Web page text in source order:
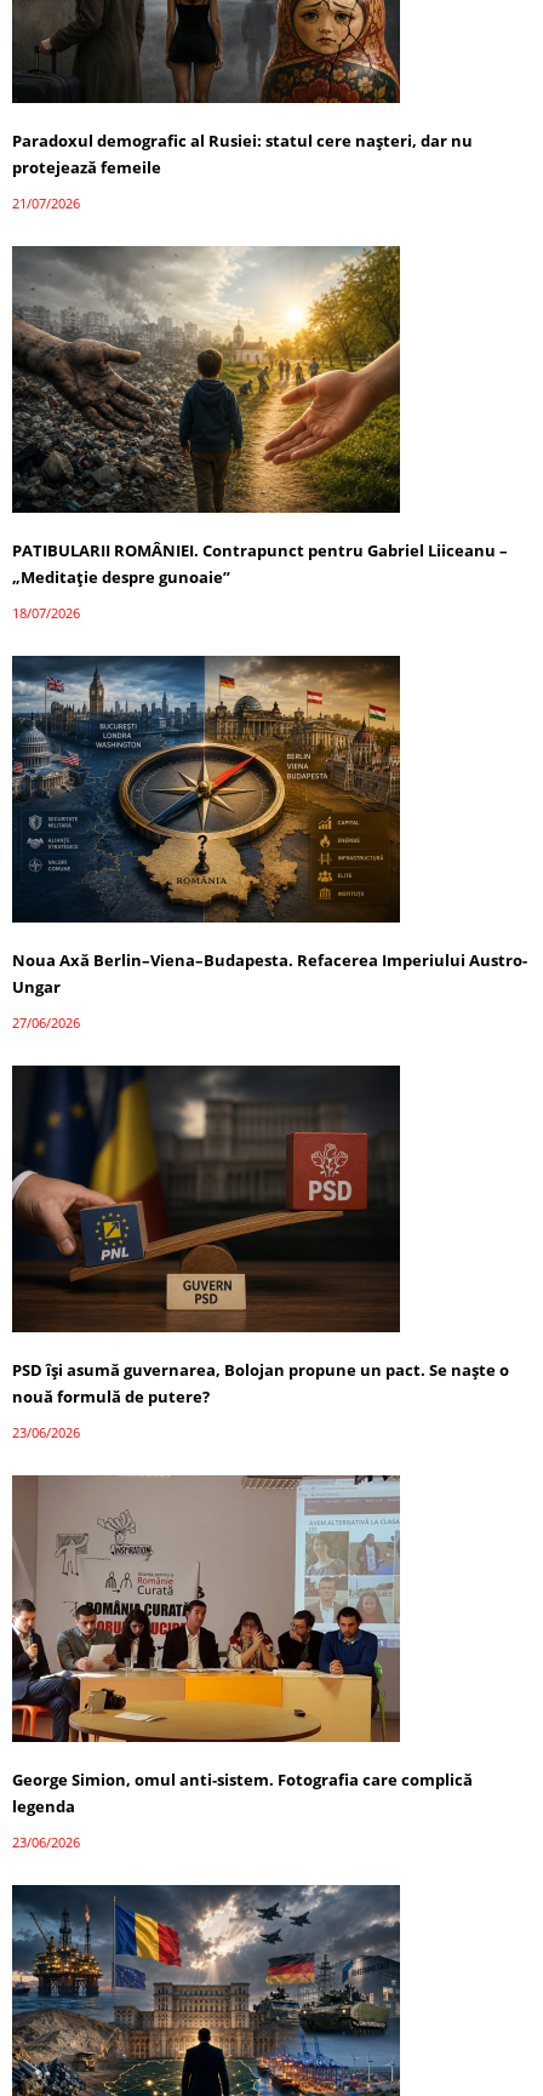
Paradoxul demografic al Rusiei: statul cere nașteri, dar nu
protejează femeile
21/07/2026
PATIBULARII ROMÂNIEI. Contrapunct pentru Gabriel Liiceanu –
„Meditație despre gunoaie”
18/07/2026
Noua Axă Berlin–Viena–Budapesta. Refacerea Imperiului Austro-
Ungar
27/06/2026
PSD își asumă guvernarea, Bolojan propune un pact. Se naște o
nouă formulă de putere?
23/06/2026
George Simion, omul anti-sistem. Fotografia care complică
legenda
23/06/2026